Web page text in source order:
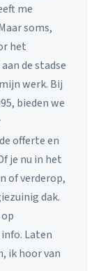
me
soms,
het
de stadse
werk. Bij
bieden we
offerte en
je nu in het
of verderop,
dak.
Laten
ik hoor van